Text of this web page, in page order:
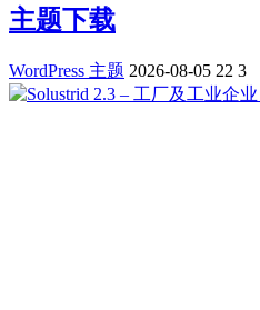
主题下载
WordPress 主题 2026-08-05 22 3